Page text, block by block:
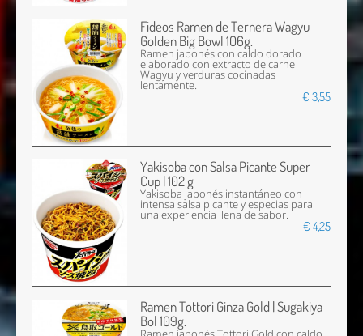
Fideos Ramen de Ternera Wagyu
Golden Big Bowl 106g.
Ramen japonés con caldo dorado
elaborado con extracto de carne
Wagyu y verduras cocinadas
lentamente.
€ 3,55
Yakisoba con Salsa Picante Super
Cup | 102 g
Yakisoba japonés instantáneo con
intensa salsa picante y especias para
una experiencia llena de sabor.
€ 4,25
Ramen Tottori Ginza Gold | Sugakiya
Bol 109g.